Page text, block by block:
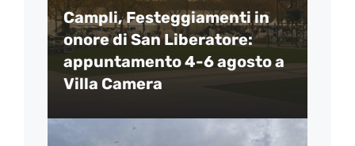
Campli, Festeggiamenti in
onore di San Liberatore:
appuntamento 4-6 agosto a
Villa Camera